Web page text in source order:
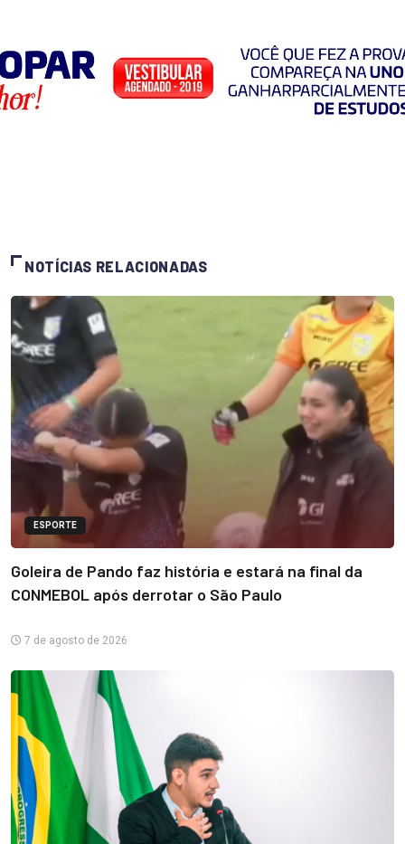
NOTÍCIAS RELACIONADAS
ESPORTE
Goleira de Pando faz história e estará na final da
CONMEBOL após derrotar o São Paulo
7 de agosto de 2026